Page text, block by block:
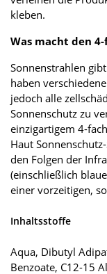
kleben.
Was macht den
Sonnenstrahlen
haben
jedoch alle
Sonnenschutz zu
einzigartigem 4-
Haut
den Folgen der
(einschließlich
einer vorzeitigen,
Inhaltsstoffe
Aqua, Dibutyl
Benzoate, C12-15